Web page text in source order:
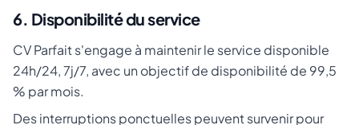
6. Disponibilité du service
CV Parfait s'engage à maintenir le service disponible
24h/24, 7j/7, avec un objectif de disponibilité de 99,5
% par mois.
Des interruptions ponctuelles peuvent survenir pour